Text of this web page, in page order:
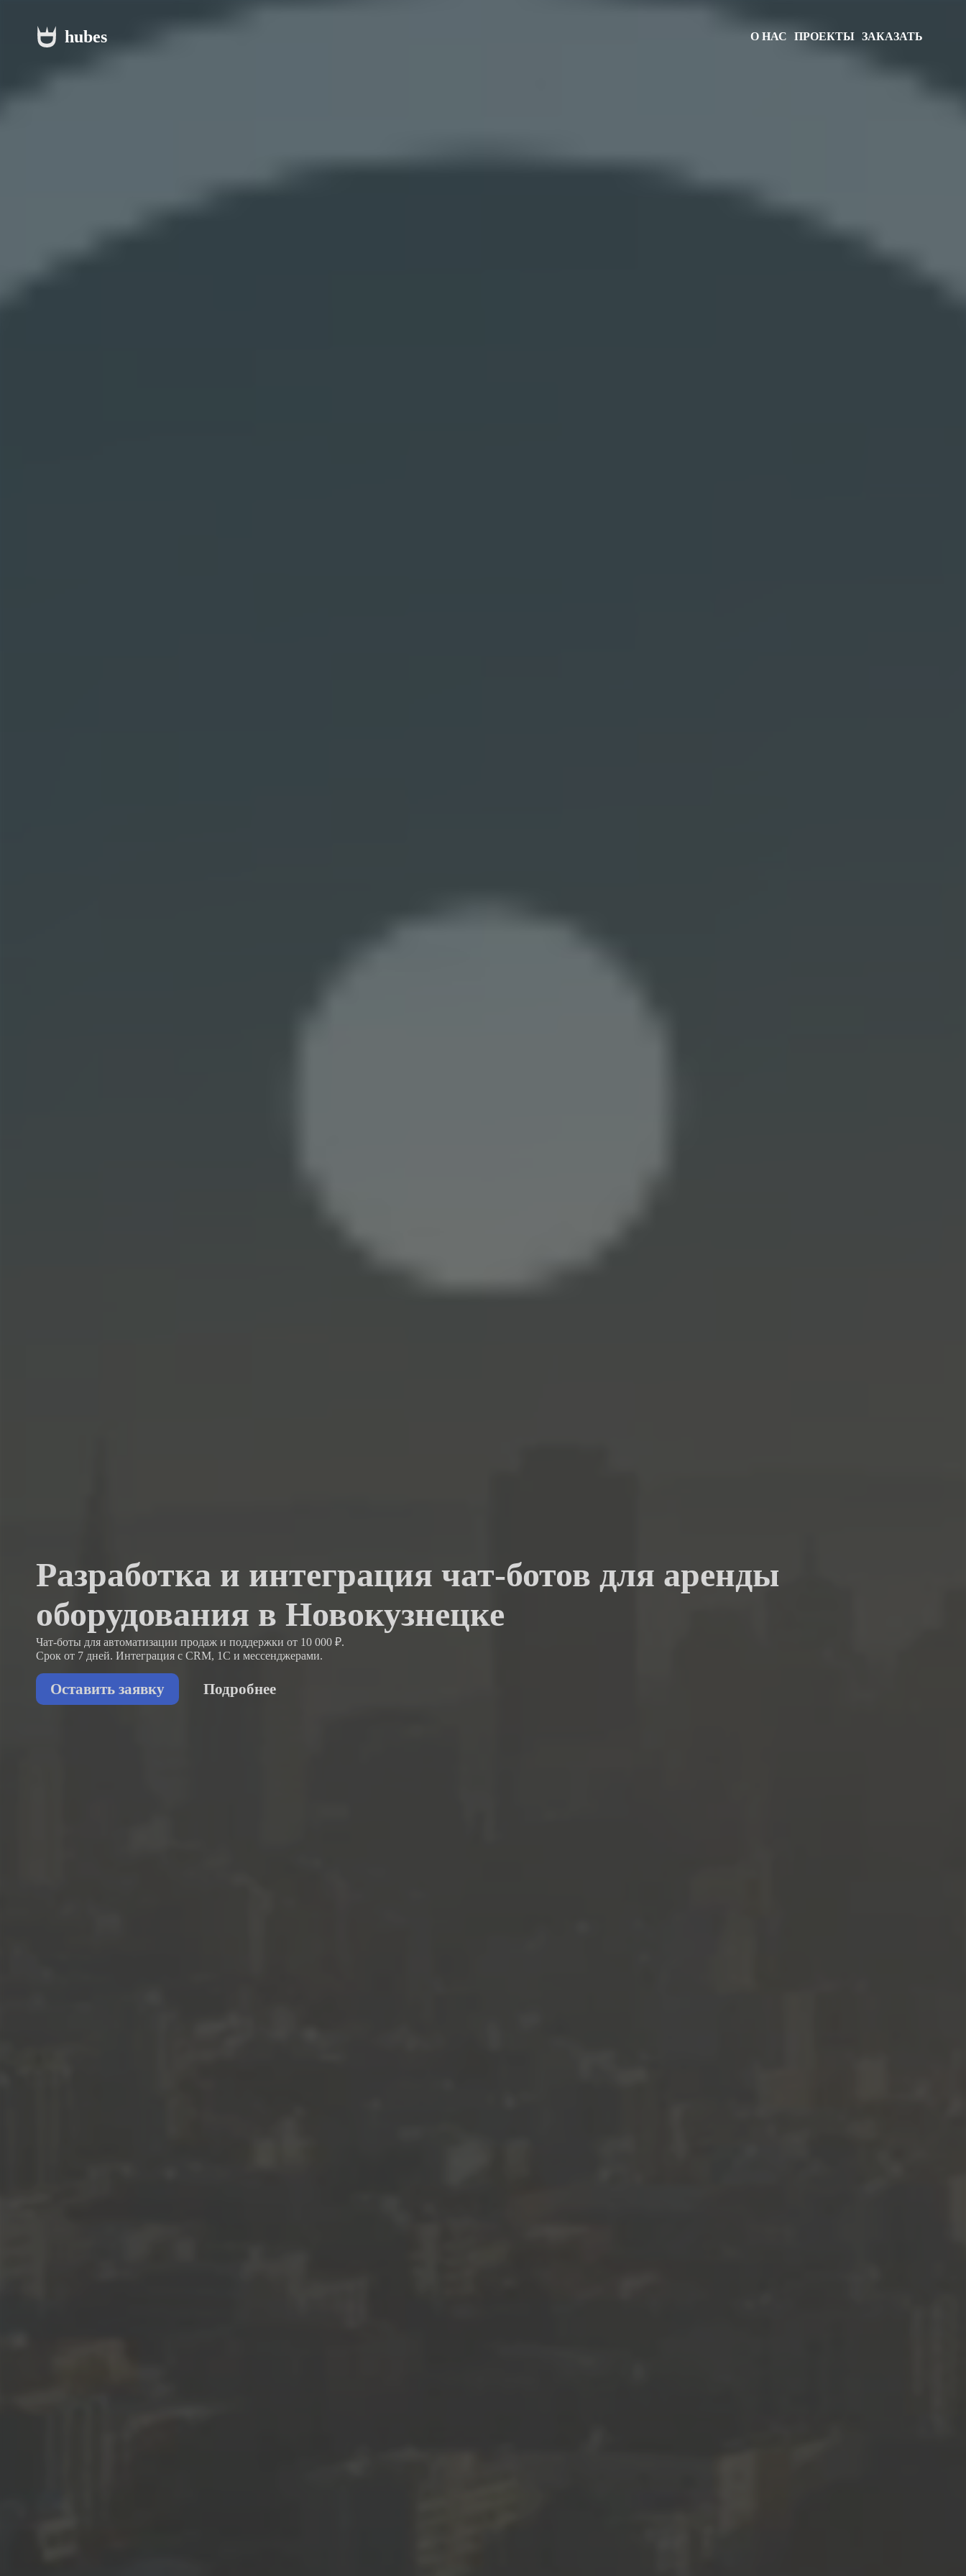
hubes О НАС ПРОЕКТЫ ЗАКАЗАТЬ
Разработка и интеграция чат-ботов для аренды
оборудования в Новокузнецке
Чат-боты для автоматизации продаж и поддержки от 10 000 ₽.
Срок от 7 дней. Интеграция с CRM, 1С и мессенджерами.
Оставить заявку Подробнее